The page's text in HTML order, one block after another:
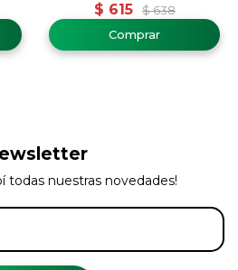
$ 615 $ 638
todas nuestras novedades!